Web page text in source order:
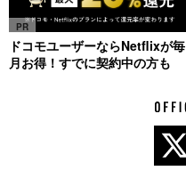
PR
ドコモユーザーならNetflixが毎
月お得！すでに契約中の方も